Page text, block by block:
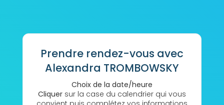
Prendre rendez-vous avec
Alexandra TROMBOWSKY
Choix de la date/heure
Cliquersur la case du calendrier qui vous